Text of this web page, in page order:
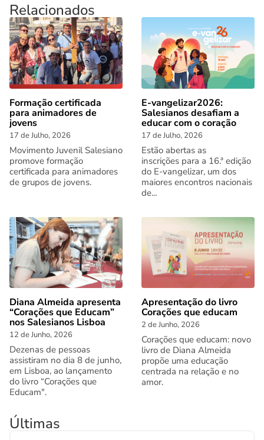
Relacionados
Formação certificada
para animadores de
jovens
17 de Julho, 2026
Movimento Juvenil Salesiano
promove formação
certificada para animadores
de grupos de jovens.
E-vangelizar2026:
Salesianos desafiam a
educar com o coração
17 de Julho, 2026
Estão abertas as
inscrições para a 16.ª edição
do E-vangelizar, um dos
maiores encontros nacionais
de...
Diana Almeida apresenta
“Corações que Educam”
nos Salesianos Lisboa
12 de Junho, 2026
Dezenas de pessoas
assistiram no dia 8 de junho,
em Lisboa, ao lançamento
do livro “Corações que
Educam".
Apresentação do livro
Corações que educam
2 de Junho, 2026
Corações que educam: novo
livro de Diana Almeida
propõe uma educação
centrada na relação e no
amor.
Últimas